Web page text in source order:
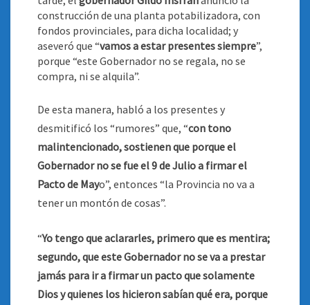
construcción de una planta potabilizadora, con
fondos provinciales, para dicha localidad; y
aseveró que “vamos a estar presentes siempre”,
porque “este Gobernador no se regala, no se
compra, ni se alquila”.
De esta manera, habló a los presentes y
desmitificó los “rumores” que, “con tono
malintencionado, sostienen que porque el
Gobernador no se fue el 9 de Julio a firmar el
Pacto de Mayo”, entonces “la Provincia no va a
tener un montón de cosas”.
“Yo tengo que aclararles, primero que es mentira;
segundo, que este Gobernador no se va a prestar
jamás para ir a firmar un pacto que solamente
Dios y quienes los hicieron sabían qué era, porque